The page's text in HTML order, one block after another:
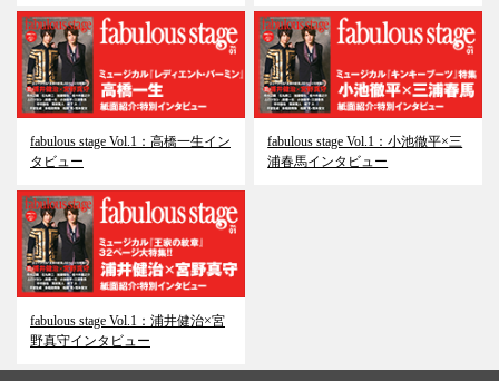
fabulous stage Vol.1：高橋一生イン
タビュー
fabulous stage Vol.1：小池徹平×三
浦春馬インタビュー
fabulous stage Vol.1：浦井健治×宮
野真守インタビュー